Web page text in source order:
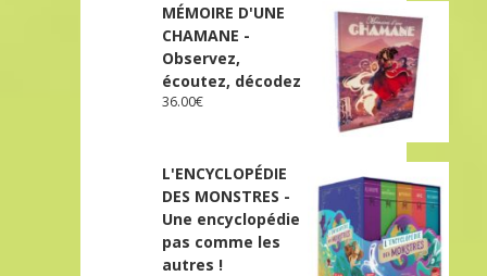
MÉMOIRE D'UNE
CHAMANE -
Observez,
écoutez, décodez
36.00€
L'ENCYCLOPÉDIE
DES MONSTRES -
Une encyclopédie
pas comme les
autres !